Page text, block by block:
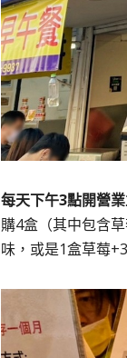
每天下午3點開營
購4盒（其中包含
味，或是1盒草莓